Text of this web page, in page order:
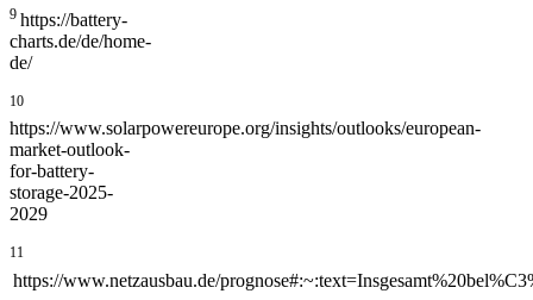
9 https://battery-
charts.de/de/home-
de/
10
https://www.solarpowereurope.org/insights/outlooks/european-
market-outlook-
for-battery-
storage-2025-
2029
11
https://www.netzausbau.de/